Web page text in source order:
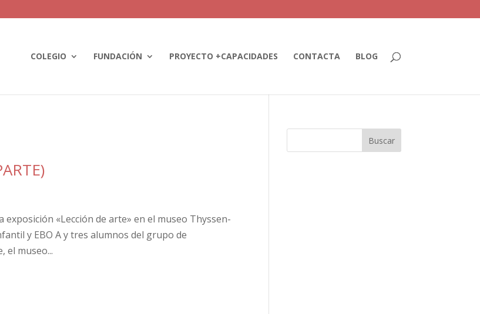
COLEGIO FUNDACIÓN PROYECTO +CAPACIDADES CONTACTA BLOG
«Lección de arte» en el museo Thyssen-
y EBO A y tres alumnos del grupo de
el museo...